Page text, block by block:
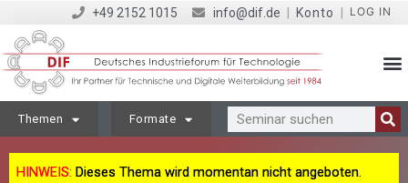
+49 2152 1015 info@dif.de Konto LOG IN
Themen Formate
HINWEIS: Dieses Thema wird momentan nicht angeboten.